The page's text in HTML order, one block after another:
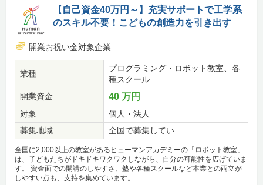
【自己資金40万円～】充実サポートで工学系
のスキル不要！こどもの創造力を引き出す
開業お祝い金対象企業
業種
プログラミング・ロボット教室、各
種スクール
開業資金
40 万円
対象
個人・法人
募集地域
全国で募集してい...
全国に2,000以上の教室があるヒューマンアカデミーの「ロボット教室」
は、子どもたちがドキドキワクワクしながら、自分の可能性を広げていま
す。 資金面での開講のしやすさ、塾や各種スクールなど本業との両立が
しやすい点も、支持を集めています。